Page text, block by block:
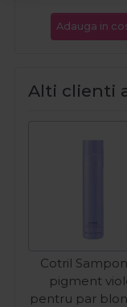
Adauga in
Alti clienti
Cotril
pigment
pentru par